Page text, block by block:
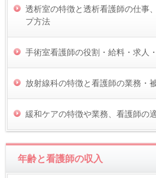
透析室の特徴と透析看護師の仕事
プ方法
手術室看護師の役割・給料・求人
放射線科の特徴と看護師の業務・
緩和ケアの特徴や業務、看護師の
年齢と看護師の収入